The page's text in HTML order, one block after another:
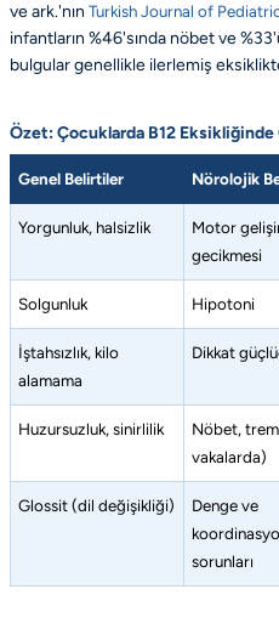
ve ark.'nın Turkish Journal of
infantların %46'sında nöbet ve
bulgular genellikle ilerlemiş
Özet: Çocuklarda B12
Genel Belirtiler Nörolojik
Yorgunluk, halsizlik
Motor
gecikmesi
Solgunluk Hipotoni
İştahsızlık, kilo
alamama
Dikkat
Huzursuzluk, sinirlilik
Nöbet,
vakalarda)
Glossit (dil değişikliği)
Denge ve
sorunları